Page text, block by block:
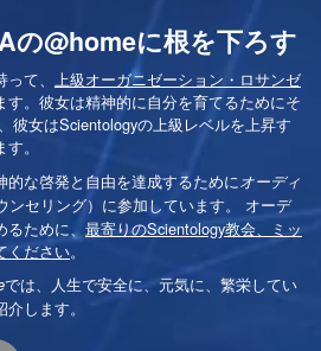
の@homeに根を下ろす
て、 上級オーガニゼーション・ロサンゼ
す。彼女は精神的に自分を育てるためにそ
彼女はScientologyの上級レベルを上昇す
。
な啓発と自由を達成するために オーディ
ンセリング）に参加しています。 オーデ
ために、 最寄りのScientology教会、ミッ
ください。
では、人生で安全に、元気に、繁栄してい
します。